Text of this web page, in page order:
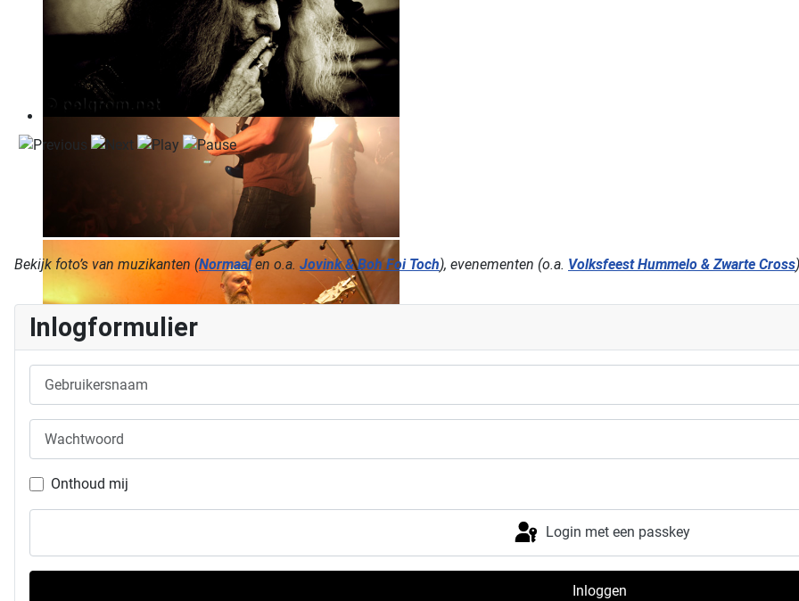
Bekijk foto’s van muzikanten (Normaalen o.a. Jovink & Boh Foi Toch), evenementen (o.a. Volksfeest Hummelo & Zwarte Cross
Inlogformulier
Onthoud mij
Login met een passkey
Inloggen